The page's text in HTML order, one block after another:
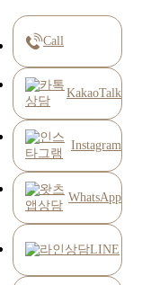
Call
KakaoTalk
Instagram
WhatsApp
LINE